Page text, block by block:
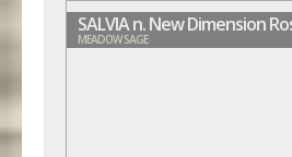
SALVIA n. New Dimension
MEADOW SAGE